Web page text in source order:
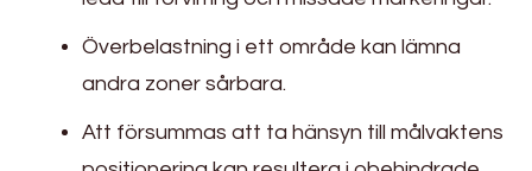
Överbelastning i ett område kan lämna
andra zoner sårbara.
Att försummas att ta hänsyn till målvaktens